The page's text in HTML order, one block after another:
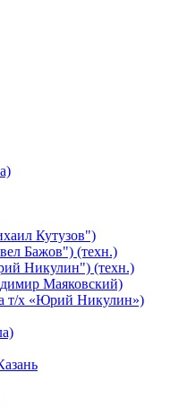
Кутузов")
Бажов") (техн.)
Никулин") (техн.)
Маяковский)
т/х «Юрий Никулин»)